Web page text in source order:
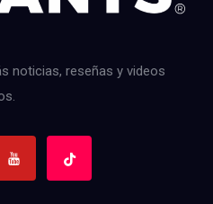
noticias, reseñas y videos